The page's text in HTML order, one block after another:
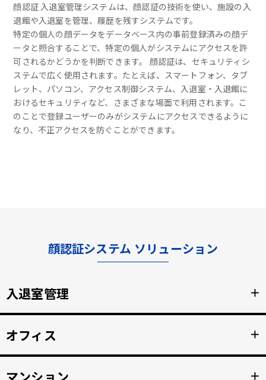
顔認証 入退室管理システムは、顔認証の技術を使い、施設の入
退館や入退室を管理、履歴を残すシステムです。
特定の個人の顔データをデータベース内の事前登録済みの顔デ
ータと照合することで、特定の個人がシステムにアクセスを許
可されるかどうかを判断できます。 顔認証は、セキュリティシ
ステムで広く使用されます。たとえば、スマートフォン、タブ
レット、パソコン、アクセス制御システム、入退室・入退館に
おけるセキュリティなど、さまざまな場面で利用されます。こ
のことで登録ユーザーのみがシステムにアクセスできるように
なり、不正アクセスを防ぐことができます。
顔認証システム ソリューション
入退室管理 ＋
くし、紛失のリスクと再発行コストの削減。
詳細を見る >>
オフィス ＋
マンション ＋